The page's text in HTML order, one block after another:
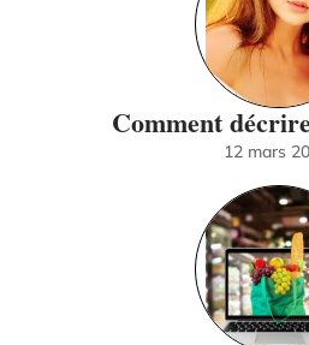
Comment
12 mars